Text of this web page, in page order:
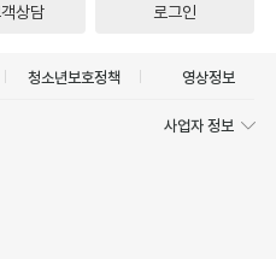
상담 로그인
청소년보호정책 영상정보
사업자 정보